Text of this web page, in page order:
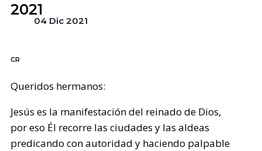
2021
04 Dic 2021
CR
Queridos hermanos:
Jesús es la manifestación del reinado de Dios,
por eso Él recorre las ciudades y las aldeas
predicando con autoridad y haciendo palpable